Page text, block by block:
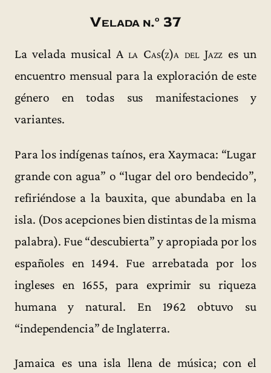
Velada n.º 37
La velada musicalA la Cas(z)a del Jazz es un
encuentro mensual para la exploración de este
género en todas sus manifestaciones y
variantes.
Para los indígenas taínos, era Xaymaca: “Lugar
grande con agua” o “lugar del oro bendecido”,
refiriéndose a la bauxita, que abundaba en la
isla. (Dos acepciones bien distintas de la misma
palabra). Fue “descubierta” y apropiada por los
españoles en 1494. Fue arrebatada por los
ingleses en 1655, para exprimir su riqueza
humana y natural. En 1962 obtuvo su
“independencia” de Inglaterra.
Jamaica es una isla llena de música; con el